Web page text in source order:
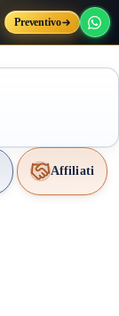
Preventivo
Affiliati